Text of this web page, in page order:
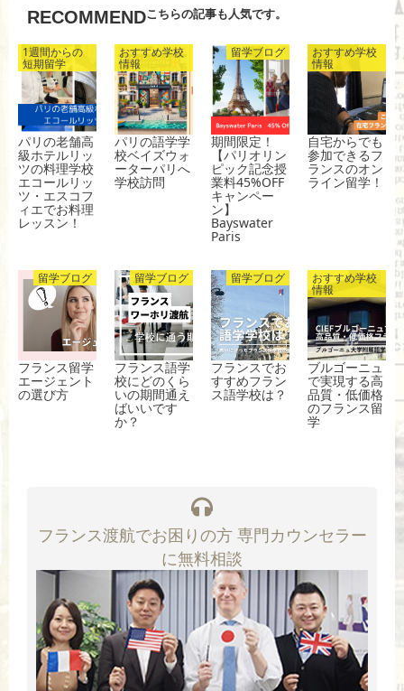
k
RECOMMENDこちらの記事も人気です。
1週間からの
短期留学
パリの老舗高
級ホテルリッ
ツの料理学校
エコールリッ
ツ・エスコフ
ィエでお料理
レッスン！
おすすめ学校
情報
パリの語学学
校ベイズウォ
ーターパリへ
学校訪問
留学ブログ
期間限定！
【パリオリン
ピック記念授
業料45%OFF
キャンペー
ン】
Bayswater
Paris
おすすめ学校
情報
自宅からでも
参加できるフ
ランスのオン
ライン留学！
留学ブログ
フランス留学
エージェント
の選び方
留学ブログ
フランス語学
校にどのくら
いの期間通え
ばいいです
か？
留学ブログ
フランスでお
すすめフラン
ス語学校は？
おすすめ学校
情報
ブルゴーニュ
で実現する高
品質・低価格
のフランス留
学
フランス渡航でお困りの方 専門カウンセラー
に無料相談